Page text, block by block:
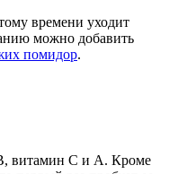
времени уходит
можно добавить
помидор.
В, витамин С и А. Кроме